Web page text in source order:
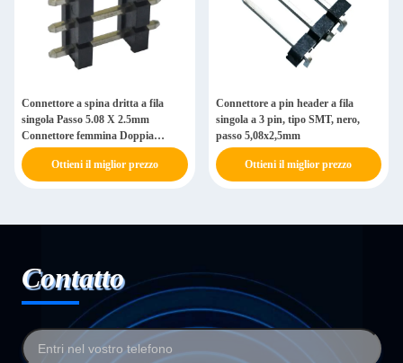
Connettore a spina dritta a fila
singola Passo 5.08 X 2.5mm
Connettore femmina Doppia
plastica
Ottieni il miglior prezzo
Connettore a pin header a fila
singola a 3 pin, tipo SMT, nero,
passo 5,08x2,5mm
Ottieni il miglior prezzo
Contatto